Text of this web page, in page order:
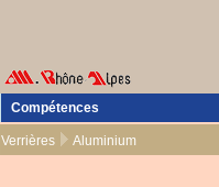
Compétences
Verrières Aluminium